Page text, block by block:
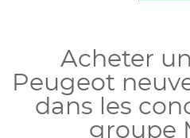
Acheter
Peugeot
dans les
groupe